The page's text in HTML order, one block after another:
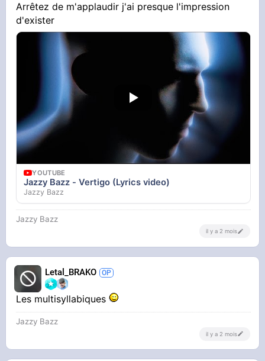
Arrêtez de m'applaudir j'ai presque l'impression
d'exister
YOUTUBE
Jazzy Bazz - Vertigo (Lyrics video)
Jazzy Bazz
Jazzy Bazz
il y a 2 mois
Letal_BRAKO
Les multisyllabiques
Jazzy Bazz
il y a 2 mois